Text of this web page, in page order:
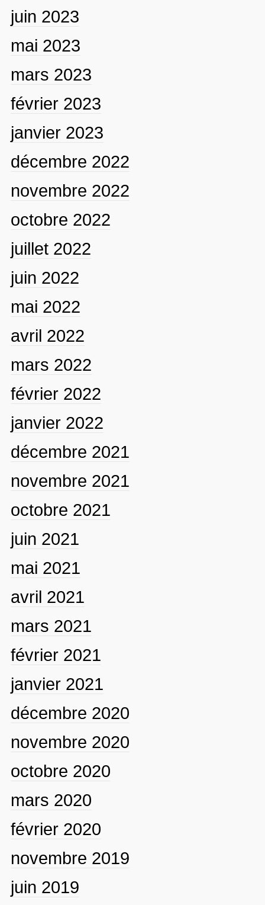
juin 2023
mai 2023
mars 2023
février 2023
janvier 2023
décembre 2022
novembre 2022
octobre 2022
juillet 2022
juin 2022
mai 2022
avril 2022
mars 2022
février 2022
janvier 2022
décembre 2021
novembre 2021
octobre 2021
juin 2021
mai 2021
avril 2021
mars 2021
février 2021
janvier 2021
décembre 2020
novembre 2020
octobre 2020
mars 2020
février 2020
novembre 2019
juin 2019